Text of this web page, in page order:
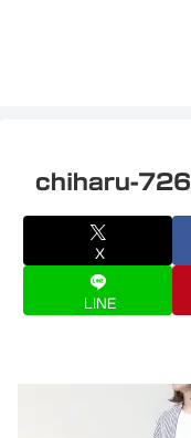
chiharu-726
X
LINE